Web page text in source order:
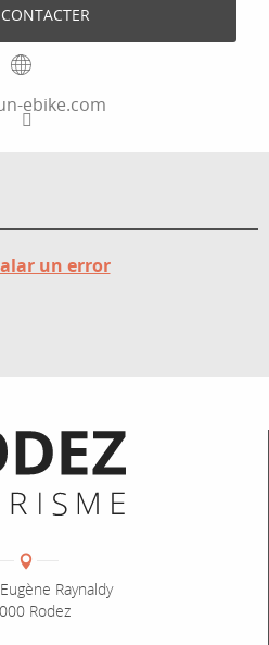
CONTACTER
ebike.com
un error
Adresse :
Raynaldy
Rodez